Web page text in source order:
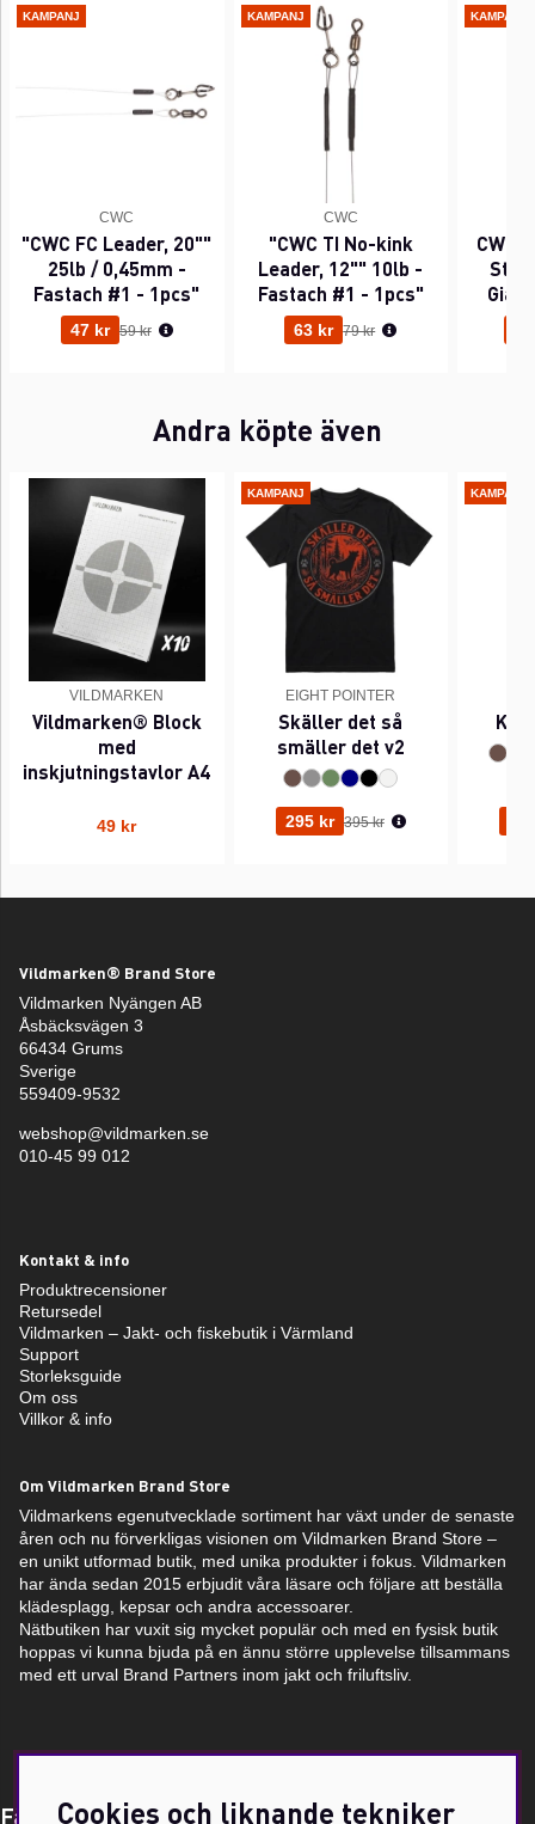
KAMPANJ
CWC
"CWC FC Leader, 20""
25lb / 0,45mm -
Fastach #1 - 1pcs"
47 kr Ordinarie pris:
59 kr
KAMPANJ
CWC
"CWC TI No-kink
Leader, 12"" 10lb -
Fastach #1 - 1pcs"
63 kr Ordinarie pris:
79 kr
KAMPANJ
CWC
Andra köpte även
VILDMARKEN
Vildmarken® Block
med
inskjutningstavlor A4
49 kr
KAMPANJ
EIGHT POINTER
Skäller det så
smäller det v2
295 kr Ordinarie pris:
395 kr
KAMPANJ
Vildmarken® Brand Store
Vildmarken Nyängen AB
Åsbäcksvägen 3
66434 Grums
Sverige
559409-9532
webshop@vildmarken.se
010-45 99 012
Kontakt & info
Produktrecensioner
Retursedel
Vildmarken – Jakt- och fiskebutik i Värmland
Support
Storleksguide
Om oss
Villkor & info
Om Vildmarken Brand Store
Vildmarkens egenutvecklade sortiment har växt under de senaste
åren och nu förverkligas visionen om Vildmarken Brand Store –
en unikt utformad butik, med unika produkter i fokus. Vildmarken
har ända sedan 2015 erbjudit våra läsare och följare att beställa
klädesplagg, kepsar och andra accessoarer.
Nätbutiken har vuxit sig mycket populär och med en fysisk butik
hoppas vi kunna bjuda på en ännu större upplevelse tillsammans
med ett urval Brand Partners inom jakt och friluftsliv.
Få Magasin Vildmarken direkt till din e-post!*
Cookies och liknande tekniker